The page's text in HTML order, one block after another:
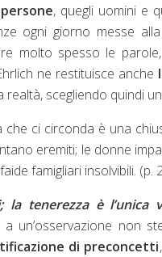
, quegli uomini e
ogni giorno messe
molto spesso le
ne restituisce anche
scegliendo quindi
ci circonda è una
eremiti; le donne
famigliari insolvibili. (p.
la tenerezza è l’unica
un’osservazione non
di preconcetti